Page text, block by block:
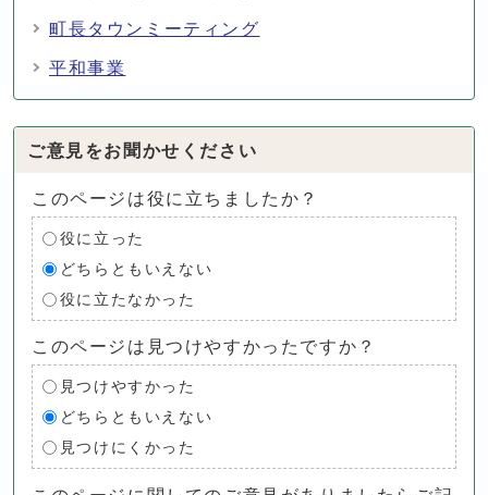
町長タウンミーティング
平和事業
ご意見をお聞かせください
このページは役に立ちましたか？
役に立った
どちらともいえない
役に立たなかった
このページは見つけやすかったですか？
見つけやすかった
どちらともいえない
見つけにくかった